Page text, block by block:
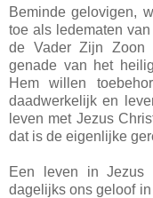
Beminde gelovigen,
toe als ledematen
de Vader Zijn
genade van het
Hem willen
daadwerkelijk en
leven met Jezus
dat is de eigenlijke
Een leven in Jezus
dagelijks ons geloof